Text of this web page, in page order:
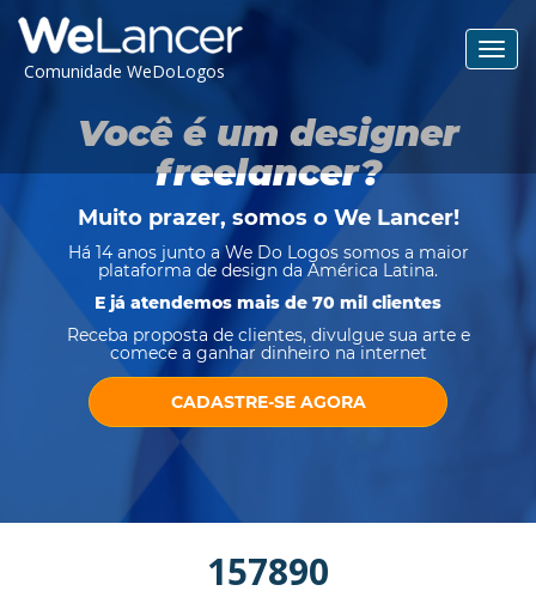
Comunidade WeDoLogos
Você é um designer
freelancer?
Muito prazer, somos o We Lancer!
Há 14 anos junto a We Do Logos somos a maior
plataforma de design da América Latina.
E já atendemos mais de 70 mil clientes
Receba proposta de clientes, divulgue sua arte e
comece a ganhar dinheiro na internet
CADASTRE-SE AGORA
157890